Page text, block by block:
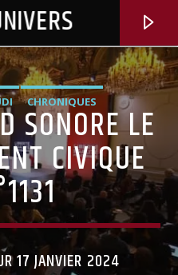
CHRONIQUES
SONORE LE
CIVIQUE
17 JANVIER 2024